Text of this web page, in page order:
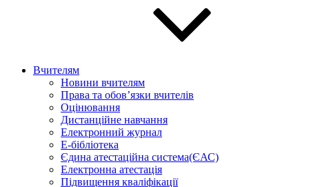
Вчителям
Новини вчителям
Права та обов’язки вчителів
Оцінювання
Дистанційне навчання
Електронний журнал
E-бібліотека
Єдина атестаційна система(ЄАС)
Електронна атестація
Підвищення кваліфікації